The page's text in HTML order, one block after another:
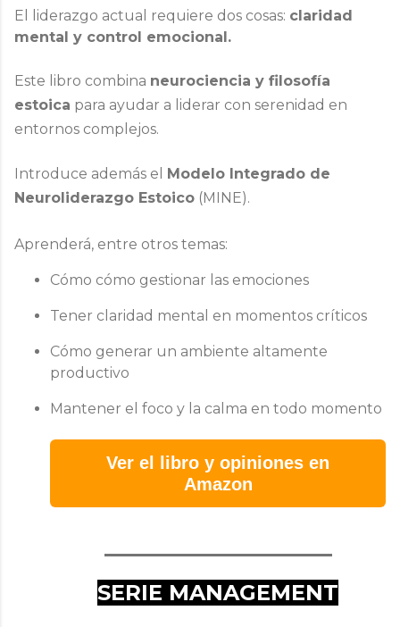
El liderazgo actual requiere dos cosas: claridad
mental y control emocional.
Este libro combina neurociencia y filosofía
estoica para ayudar a liderar con serenidad en
entornos complejos.
Introduce además el Modelo Integrado de
Neuroliderazgo Estoico (MINE).
Aprenderá, entre otros temas:
Cómo cómo gestionar las emociones
Tener claridad mental en momentos críticos
Cómo generar un ambiente altamente
productivo
Mantener el foco y la calma en todo momento
Ver el libro y opiniones en
Amazon
SERIE MANAGEMENT